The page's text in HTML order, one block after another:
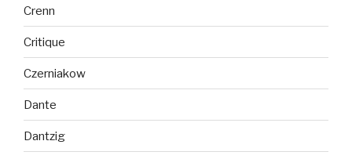
Crenn
Critique
Czerniakow
Dante
Dantzig